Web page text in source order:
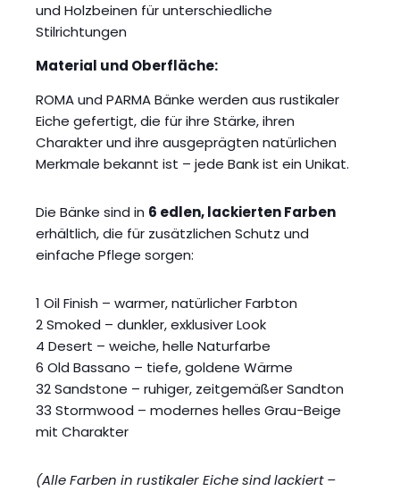
und Holzbeinen für unterschiedliche
Stilrichtungen
Material und Oberfläche:
ROMA und PARMA Bänke werden aus rustikaler
Eiche gefertigt, die für ihre Stärke, ihren
Charakter und ihre ausgeprägten natürlichen
Merkmale bekannt ist – jede Bank ist ein Unikat.
Die Bänke sind in 6 edlen, lackierten Farben
erhältlich, die für zusätzlichen Schutz und
einfache Pflege sorgen:
1 Oil Finish – warmer, natürlicher Farbton
2 Smoked – dunkler, exklusiver Look
4 Desert – weiche, helle Naturfarbe
6 Old Bassano – tiefe, goldene Wärme
32 Sandstone – ruhiger, zeitgemäßer Sandton
33 Stormwood – modernes helles Grau-Beige
mit Charakter
(Alle Farben in rustikaler Eiche sind lackiert –